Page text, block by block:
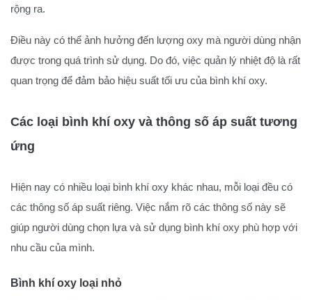
rộng ra.
Điều này có thể ảnh hưởng đến lượng oxy mà người dùng nhận
được trong quá trình sử dụng. Do đó, việc quản lý nhiệt độ là rất
quan trọng để đảm bảo hiệu suất tối ưu của bình khí oxy.
Các loại bình khí oxy và thông số áp suất tương
ứng
Hiện nay có nhiều loại bình khí oxy khác nhau, mỗi loại đều có
các thông số áp suất riêng. Việc nắm rõ các thông số này sẽ
giúp người dùng chọn lựa và sử dụng bình khí oxy phù hợp với
nhu cầu của mình.
Bình khí oxy loại nhỏ